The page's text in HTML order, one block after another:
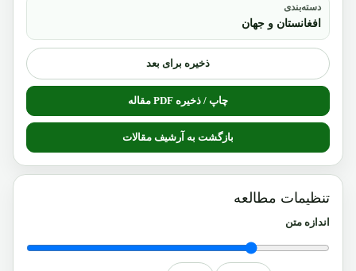
دسته‌بندی
افغانستان و جهان
ذخیره برای بعد
چاپ / ذخیره PDF مقاله
بازگشت به آرشیف مقالات
تنظیمات مطالعه
اندازه متن